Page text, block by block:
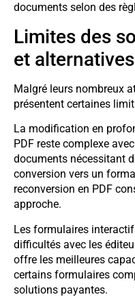
documents selon des
Limites des
et alternatives
Malgré leurs nombreux
présentent certaines
La modification en
PDF reste complexe
documents nécessitant
conversion vers un
reconversion en PDF
approche.
Les formulaires
difficultés avec les
offre les meilleures
certains formulaires
solutions payantes.